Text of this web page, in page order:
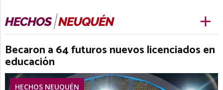
Becaron a 64 futuros nuevos licenciados en
educación
HECHOS NEUQUÉN